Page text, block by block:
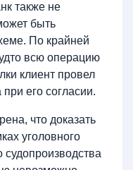
также не
быть
По крайней
всю операцию
клиент провел
его согласии.
что доказать
уголовного